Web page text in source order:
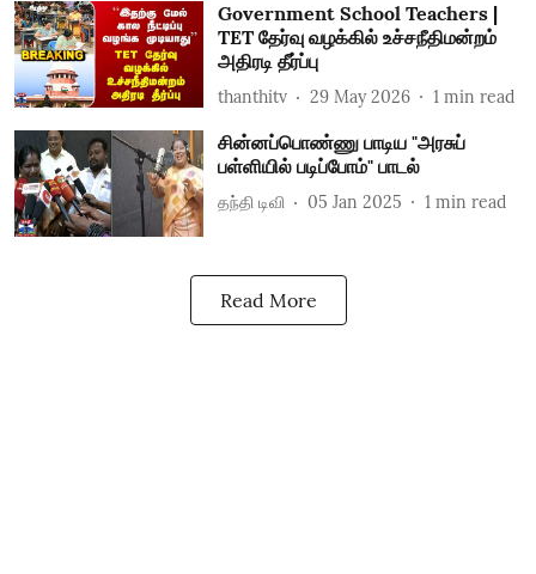
Government School Teachers |
TET தேர்வு வழக்கில் உச்சநீதிமன்றம்
அதிரடி தீர்ப்பு
thanthitv 29 May 2026 1 min read
சின்னப்பொண்ணு பாடிய "அரசுப்
பள்ளியில் படிப்போம்" பாடல்
தந்தி டிவி 05 Jan 2025 1 min read
Read More